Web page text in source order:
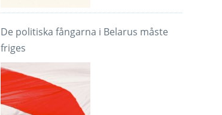
De politiska fångarna i Belarus måste
friges